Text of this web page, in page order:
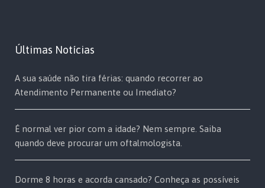
Últimas Notícias
A sua saúde não tira férias: quando recorrer ao
Atendimento Permanente ou Imediato?
É normal ver pior com a idade? Nem sempre. Saiba
quando deve procurar um oftalmologista.
Dorme 8 horas e acorda cansado? Conheça as possíveis